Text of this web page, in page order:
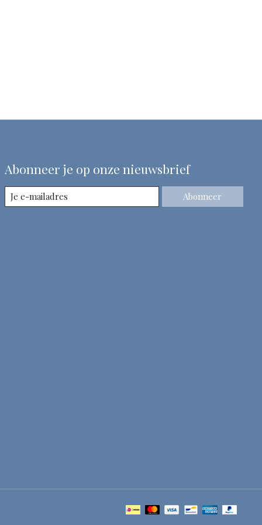
Abonneer je op onze nieuwsbrief
Abonneer